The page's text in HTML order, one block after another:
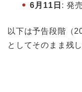
6月11日 : 発売
以下は予告段階（
としてそのまま残